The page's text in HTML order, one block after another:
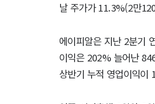
날 주가가 11.3%(2만
에이피알은 지난 2분기
이익은 202% 늘어난
상반기 누적 영업이익이